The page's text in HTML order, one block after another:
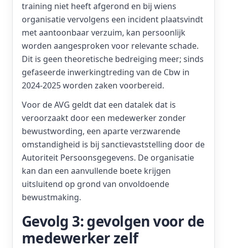
training niet heeft afgerond en bij wiens
organisatie vervolgens een incident plaatsvindt
met aantoonbaar verzuim, kan persoonlijk
worden aangesproken voor relevante schade.
Dit is geen theoretische bedreiging meer; sinds
gefaseerde inwerkingtreding van de Cbw in
2024-2025 worden zaken voorbereid.
Voor de AVG geldt dat een datalek dat is
veroorzaakt door een medewerker zonder
bewustwording, een aparte verzwarende
omstandigheid is bij sanctievaststelling door de
Autoriteit Persoonsgegevens. De organisatie
kan dan een aanvullende boete krijgen
uitsluitend op grond van onvoldoende
bewustmaking.
Gevolg 3: gevolgen voor de
medewerker zelf